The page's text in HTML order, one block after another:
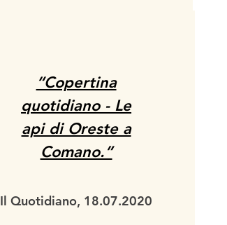
“Copertina
quotidiano - Le
api di Oreste a
Comano.”
Il Quotidiano, 18.07.2020